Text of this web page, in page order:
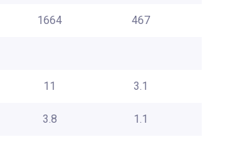
1664 467
11 3.1
3.8 1.1